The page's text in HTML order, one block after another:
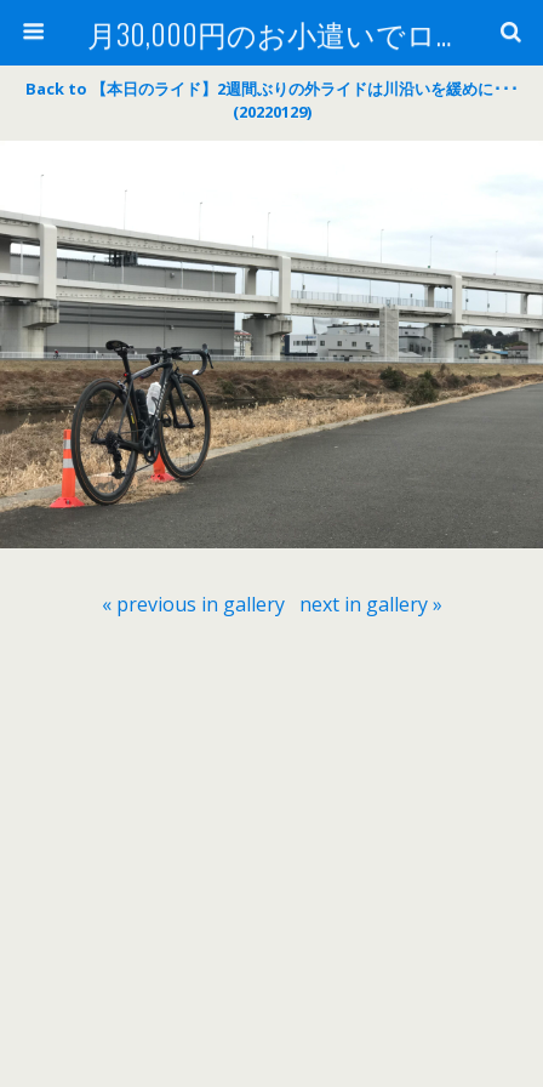
月30,000円のお小遣いでロードバイク
Back to 【本日のライド】2週間ぶりの外ライドは川沿いを緩めに･･･
(20220129)
« previous in gallery next in gallery »